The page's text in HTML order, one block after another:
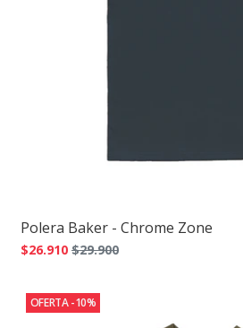
Polera Baker - Chrome Zone
$26.910 $29.900
OFERTA -10%